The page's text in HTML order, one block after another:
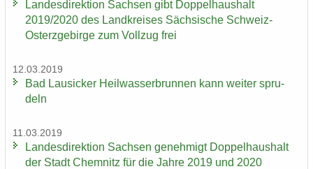
Lan­des­di­rek­ti­on Sach­sen gibt Dop­pel­haus­halt
2019/2020 des Land­krei­ses Säch­si­sche Schweiz-​
Osterzgebirge zum Voll­zug frei
12.03.2019
Bad Lau­si­cker Heil­was­ser­brun­nen kann wei­ter spru­
deln
11.03.2019
Lan­des­di­rek­ti­on Sach­sen ge­neh­migt Dop­pel­haus­halt
der Stadt Chem­nitz für die Jahre 2019 und 2020